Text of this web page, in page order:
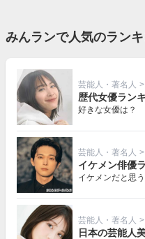
みんランで人気のラン
芸能人・著名人 >
歴代女優ラン
好きな女優は？
芸能人・著名人 >
イケメン俳優
イケメンだと思
芸能人・著名人 >
日本の芸能人